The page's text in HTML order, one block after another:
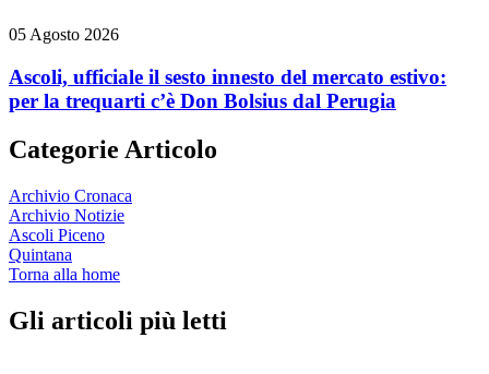
05 Agosto 2026
Ascoli, ufficiale il sesto innesto del mercato estivo:
per la trequarti c’è Don Bolsius dal Perugia
Categorie Articolo
Archivio Cronaca
Archivio Notizie
Ascoli Piceno
Quintana
Torna alla home
Gli articoli più letti